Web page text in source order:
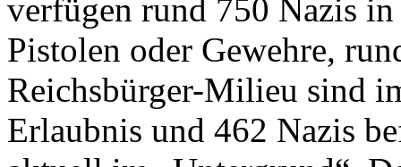
verfügen rund 750 Nazis
Pistolen oder Gewehre,
Reichsbürger-Milieu sind
Erlaubnis und 462 Nazis